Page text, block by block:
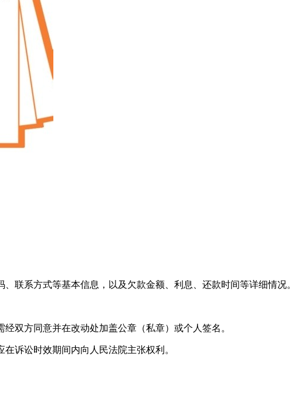
联系方式等基本信息，以及欠款金额、利息、还款时间等详细情况。
双方同意并在改动处加盖公章（私章）或个人签名。
诉讼时效期间内向人民法院主张权利。